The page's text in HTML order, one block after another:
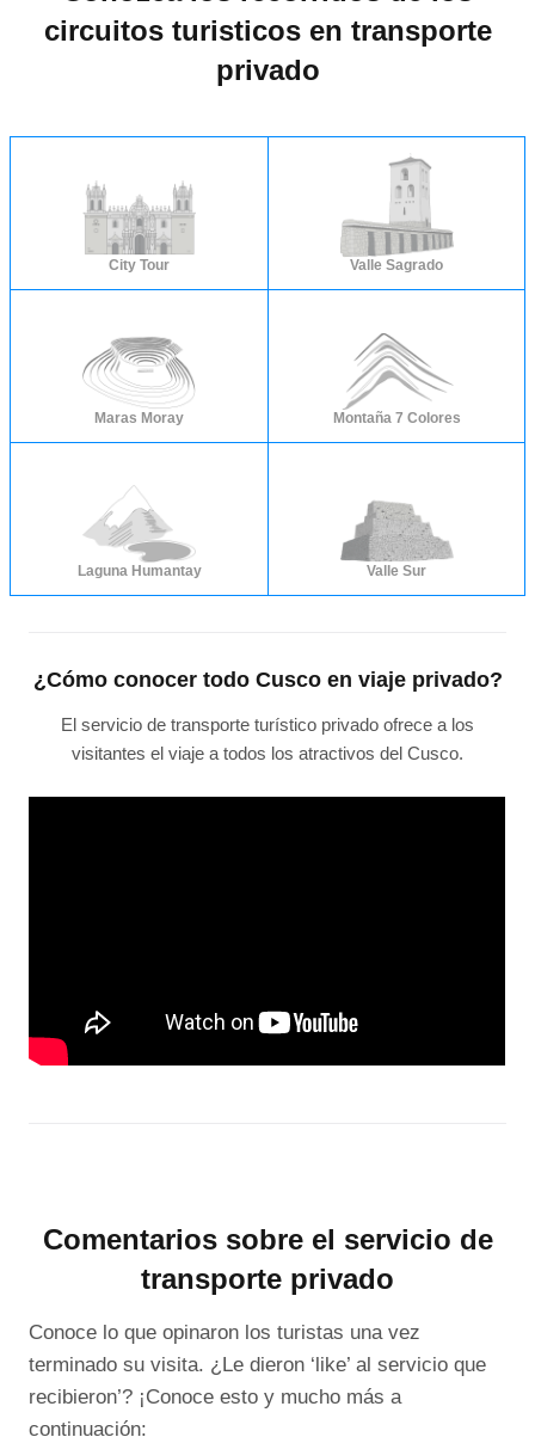
circuitos turisticos en transporte
privado
City Tour Valle Sagrado
Maras Moray Montaña 7 Colores
Laguna Humantay Valle Sur
¿Cómo conocer todo Cusco en viaje privado?
El servicio de transporte turístico privado ofrece a los
visitantes el viaje a todos los atractivos del Cusco.
Comentarios sobre el servicio de
transporte privado
Conoce lo que opinaron los turistas una vez
terminado su visita. ¿Le dieron ‘like’ al servicio que
recibieron’? ¡Conoce esto y mucho más a
continuación: